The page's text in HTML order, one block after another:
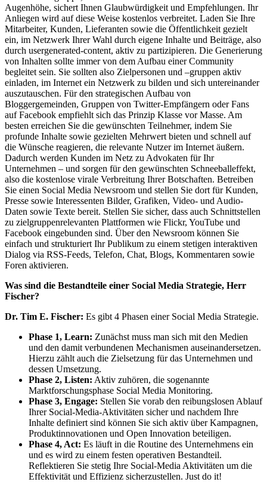
Augenhöhe, sichert Ihnen Glaubwürdigkeit und Empfehlungen. Ihr
Anliegen wird auf diese Weise kostenlos verbreitet. Laden Sie Ihre
Mitarbeiter, Kunden, Lieferanten sowie die Öffentlichkeit gezielt
ein, im Netzwerk Ihrer Wahl durch eigene Inhalte und Beiträge, also
durch usergenerated-content, aktiv zu partizipieren. Die Generierung
von Inhalten sollte immer von dem Aufbau einer Community
begleitet sein. Sie sollten also Zielpersonen und –gruppen aktiv
einladen, im Internet ein Netzwerk zu bilden und sich untereinander
auszutauschen. Für den strategischen Aufbau von
Bloggergemeinden, Gruppen von Twitter-Empfängern oder Fans
auf Facebook empfiehlt sich das Prinzip Klasse vor Masse. Am
besten erreichen Sie die gewünschten Teilnehmer, indem Sie
profunde Inhalte sowie gezielten Mehrwert bieten und schnell auf
die Wünsche reagieren, die relevante Nutzer im Internet äußern.
Dadurch werden Kunden im Netz zu Advokaten für Ihr
Unternehmen – und sorgen für den gewünschten Schneeballeffekt,
also die kostenlose virale Verbreitung Ihrer Botschaften. Betreiben
Sie einen Social Media Newsroom und stellen Sie dort für Kunden,
Presse sowie Interessenten Bilder, Grafiken, Video- und Audio-
Daten sowie Texte bereit. Stellen Sie sicher, dass auch Schnittstellen
zu zielgruppenrelevanten Plattformen wie Flickr, YouTube und
Facebook eingebunden sind. Über den Newsroom können Sie
einfach und strukturiert Ihr Publikum zu einem stetigen interaktiven
Dialog via RSS-Feeds, Telefon, Chat, Blogs, Kommentaren sowie
Foren aktivieren.
Was sind die Bestandteile einer Social Media Strategie, Herr
Fischer?
Dr. Tim E. Fischer: Es gibt 4 Phasen einer Social Media Strategie.
Phase 1, Learn: Zunächst muss man sich mit den Medien
und den damit verbundenen Mechanismen auseinandersetzen.
Hierzu zählt auch die Zielsetzung für das Unternehmen und
dessen Umsetzung.
Phase 2, Listen: Aktiv zuhören, die sogenannte
Marktforschungsphase Social Media Monitoring.
Phase 3, Engage: Stellen Sie vorab den reibungslosen Ablauf
Ihrer Social-Media-Aktivitäten sicher und nachdem Ihre
Inhalte definiert sind können Sie sich aktiv über Kampagnen,
Produktinnovationen und Open Innovation beteiligen.
Phase 4, Act: Es läuft in die Routine des Unternehmens ein
und es wird zu einem festen operativen Bestandteil.
Reflektieren Sie stetig Ihre Social-Media Aktivitäten um die
Effektivität und Effizienz sicherzustellen. Just do it!